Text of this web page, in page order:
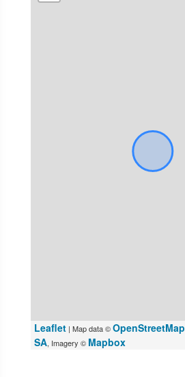
Leaflet | Map data ©OpenStreetMap
SA, Imagery © Mapbox